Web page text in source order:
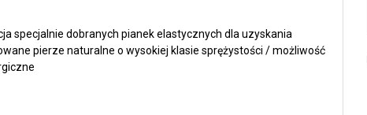
specjalnie dobranych pianek elastycznych dla uzyskania
pierze naturalne o wysokiej klasie sprężystości / możliwość